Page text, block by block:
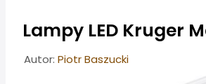
Lampy LED Kruger
Informacje o artykule
Autor: Piotr Baszucki